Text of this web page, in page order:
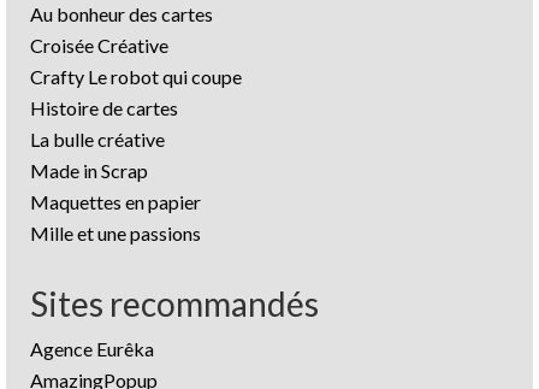
Au bonheur des cartes
Croisée Créative
Crafty Le robot qui coupe
Histoire de cartes
La bulle créative
Made in Scrap
Maquettes en papier
Mille et une passions
Sites recommandés
Agence Eurêka
AmazingPopup